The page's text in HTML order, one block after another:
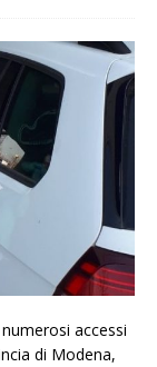
accessi
di Modena,